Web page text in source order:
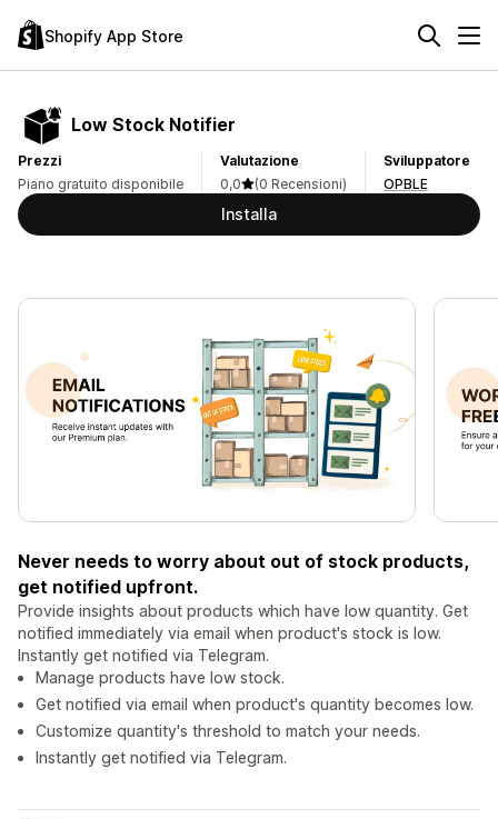
Shopify App Store
Low Stock Notifier
Prezzi
Piano gratuito disponibile
Valutazione
0,0
(0 Recensioni)
Sviluppatore
OPBLE
Installa
Never needs to worry about out of stock products,
get notified upfront.
Provide insights about products which have low quantity. Get
notified immediately via email when product's stock is low.
Instantly get notified via Telegram.
Manage products have low stock.
Get notified via email when product's quantity becomes low.
Customize quantity's threshold to match your needs.
Instantly get notified via Telegram.